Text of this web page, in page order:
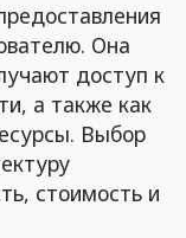
Она
доступ к
а также как
Выбор
стоимость и